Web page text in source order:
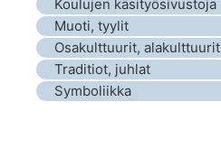
Koulujen käsityösivustoja
Muoti, tyylit
Osakulttuurit, alakulttuurit
Traditiot, juhlat
Symboliikka